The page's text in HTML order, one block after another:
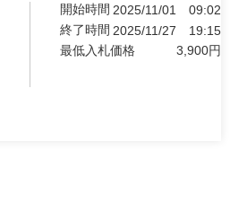
開始時間 2025/11/01
09:02
終了時間 2025/11/27
19:15
最低入札価格
3,900円